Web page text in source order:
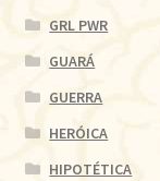
GRL PWR
GUARÁ
GUERRA
HERÓICA
HIPOTÉTICA